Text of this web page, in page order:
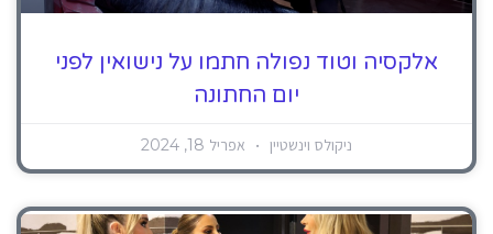
אלקסיה וטוד נפולה חתמו על נישואין לפני
יום החתונה
ניקולס וינשטיין אפריל 18, 2024